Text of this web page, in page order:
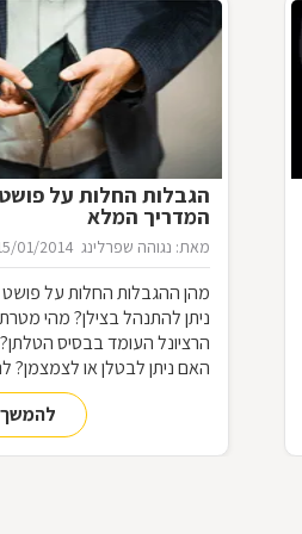
הגבלות החלות על
המדריך המלא
מאת: נגוהה שפרלינג 01/2014
מהן ההגבלות החלות על פושט
ניתן להתנהל בצילן? מהי
הרציונל העומד בבסיס
האם ניתן לבטלן או לצמצמן?